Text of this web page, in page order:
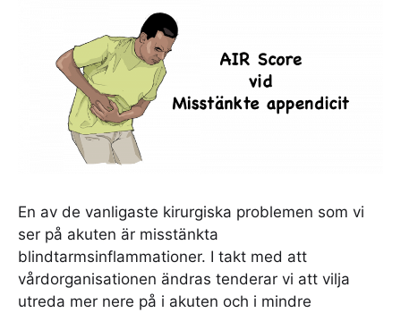
En av de vanligaste kirurgiska problemen som vi
ser på akuten är misstänkta
blindtarmsinflammationer. I takt med att
vårdorganisationen ändras tenderar vi att vilja
utreda mer nere på i akuten och i mindre